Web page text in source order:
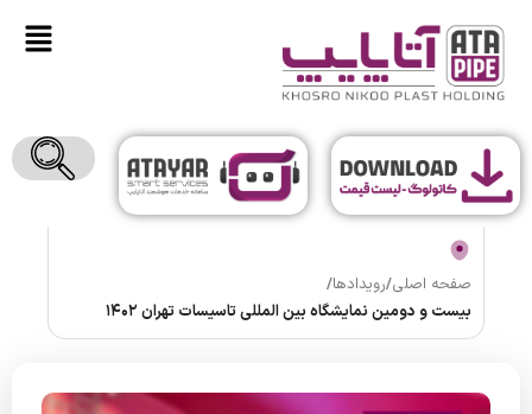
صفحه اصلی/رویدادها/
بیست و دومین نمایشگاه بین المللی تاسیسات تهران 1402